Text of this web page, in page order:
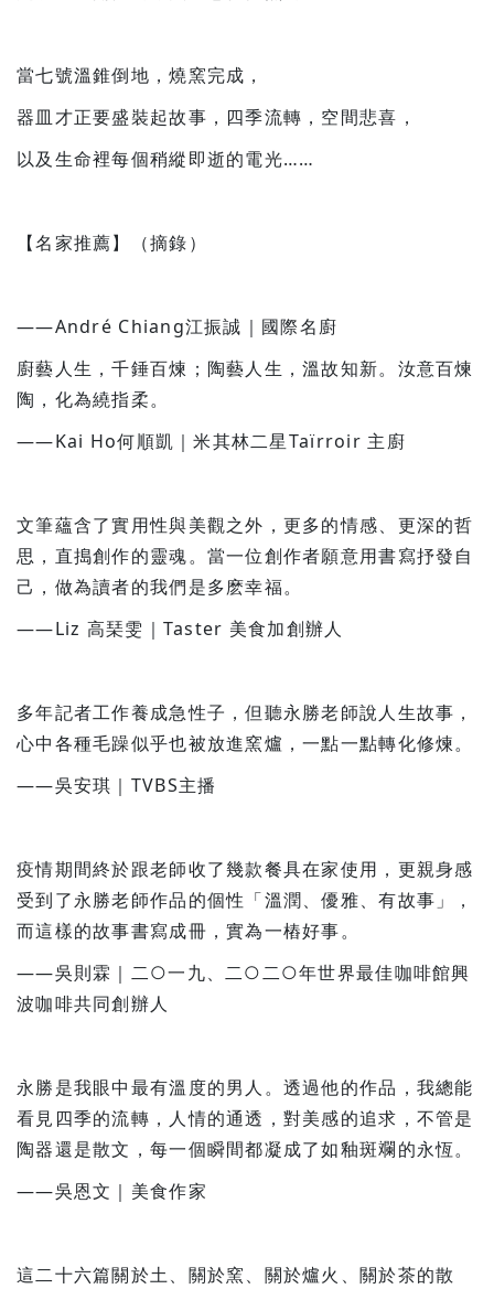
當七號溫錐倒地，燒窯完成，
器皿才正要盛裝起故事，四季流轉，空間悲喜，
以及生命裡每個稍縱即逝的電光……
【名家推薦】（摘錄）
——André Chiang江振誠｜國際名廚
廚藝人生，千錘百煉；陶藝人生，溫故知新。汝意百煉
陶，化為繞指柔。
——Kai Ho何順凱｜米其林二星Taïrroir 主廚
文筆蘊含了實用性與美觀之外，更多的情感、更深的哲
思，直搗創作的靈魂。當一位創作者願意用書寫抒發自
己，做為讀者的我們是多麽幸福。
——Liz 高琹雯｜Taster 美食加創辦人
多年記者工作養成急性子，但聽永勝老師說人生故事，
心中各種毛躁似乎也被放進窯爐，一點一點轉化修煉。
——吳安琪｜TVBS主播
疫情期間終於跟老師收了幾款餐具在家使用，更親身感
受到了永勝老師作品的個性「溫潤、優雅、有故事」，
而這樣的故事書寫成冊，實為一樁好事。
——吳則霖｜二○一九、二○二○年世界最佳咖啡館興
波咖啡共同創辦人
永勝是我眼中最有溫度的男人。透過他的作品，我總能
看見四季的流轉，人情的通透，對美感的追求，不管是
陶器還是散文，每一個瞬間都凝成了如釉斑斕的永恆。
——吳恩文｜美食作家
這二十六篇關於土、關於窯、關於爐火、關於茶的散